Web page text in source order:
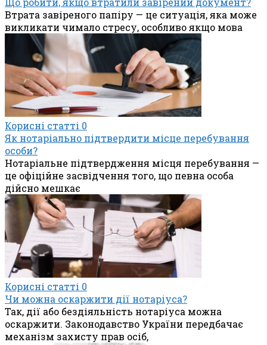
Втрата завіреного папіру — це ситуація, яка може
викликати чимало стресу, особливо якщо мова
Корисні статті 0
Як нотаріально підтвердити місце перебування
особи?
Нотаріальне підтвердження місця перебування —
це офіційне засвідчення того, що певна особа
дійсно мешкає
Корисні статті 0
Чи можна оскаржити дії нотаріуса?
Так, дії або бездіяльність нотаріуса можна
оскаржити. Законодавство України передбачає
механізм захисту прав осіб,